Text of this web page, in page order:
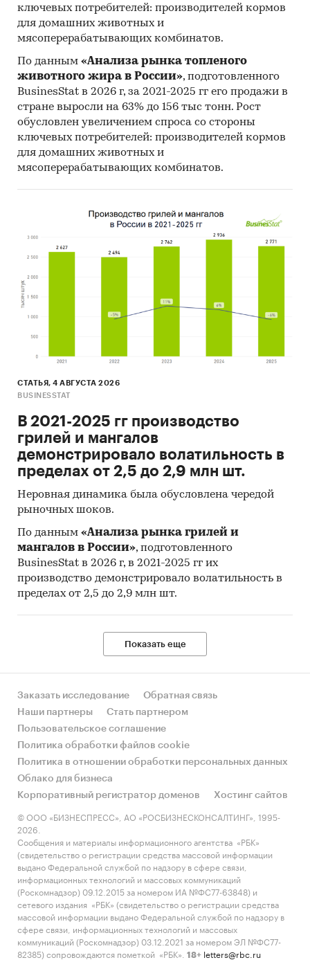
ключевых потребителей: производителей кормов
для домашних животных и
мясоперерабатывающих комбинатов.
По данным «Анализа рынка топленого
животного жира в России», подготовленного
BusinesStat в 2026 г, за 2021-2025 гг его продажи в
стране выросли на 63% до 156 тыс тонн. Рост
обусловлен увеличением спроса со стороны
ключевых потребителей: производителей кормов
для домашних животных и
мясоперерабатывающих комбинатов.
СТАТЬЯ, 4 АВГУСТА 2026
BUSINESSTAT
В 2021-2025 гг производство
грилей и мангалов
демонстрировало волатильность в
пределах от 2,5 до 2,9 млн шт.
Неровная динамика была обусловлена чередой
рыночных шоков.
По данным «Анализа рынка грилей и
мангалов в России», подготовленного
BusinesStat в 2026 г, в 2021-2025 гг их
производство демонстрировало волатильность в
пределах от 2,5 до 2,9 млн шт.
Показать еще
Заказать исследование
Обратная связь
Наши партнеры
Стать партнером
Пользовательское соглашение
Политика обработки файлов cookie
Политика в отношении обработки персональных данных
Облако для бизнеса
Корпоративный регистратор доменов
Хостинг сайтов
© ООО «БИЗНЕСПРЕСС», АО «РОСБИЗНЕСКОНСАЛТИНГ», 1995-
2026.
Сообщения и материалы информационного агентства «РБК»
(свидетельство о регистрации средства массовой информации
выдано Федеральной службой по надзору в сфере связи,
информационных технологий и массовых коммуникаций
(Роскомнадзор) 09.12.2015 за номером ИА №ФС77-63848) и
сетевого издания «РБК» (свидетельство о регистрации средства
массовой информации выдано Федеральной службой по надзору в
сфере связи, информационных технологий и массовых
коммуникаций (Роскомнадзор) 03.12.2021 за номером ЭЛ №ФС77-
82385) сопровождаются пометкой «РБК».
18+ letters@rbc.ru